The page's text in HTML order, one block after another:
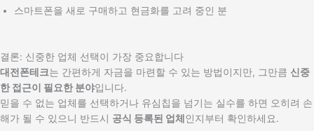
스마트폰을 새로 구매하고 현금화를 고려 중인 분
결론: 신중한 업체 선택이 가장 중요합니다
대전폰테크는 간편하게 자금을 마련할 수 있는 방법이지만, 그만큼 신중
한 접근이 필요한 분야입니다.
믿을 수 없는 업체를 선택하거나 유심칩을 넘기는 실수를 하면 오히려 손
해가 될 수 있으니 반드시 공식 등록된 업체인지부터 확인하세요.